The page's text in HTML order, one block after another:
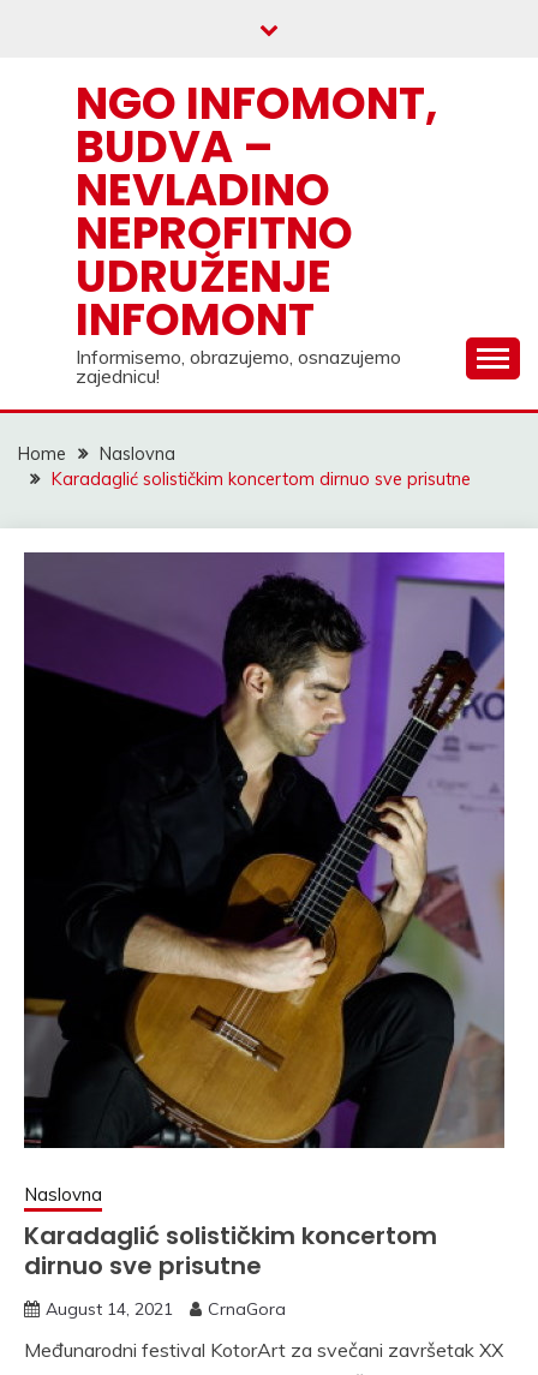
NGO INFOMONT,
BUDVA –
NEVLADINO
NEPROFITNO
UDRUŽENJE
INFOMONT
Informisemo, obrazujemo, osnazujemo
zajednicu!
Home
Naslovna
Karadaglić solističkim koncertom dirnuo sve prisutne
Naslovna
Karadaglić solističkim koncertom
dirnuo sve prisutne
August 14, 2021 CrnaGora
Međunarodni festival KotorArt za svečani završetak XX